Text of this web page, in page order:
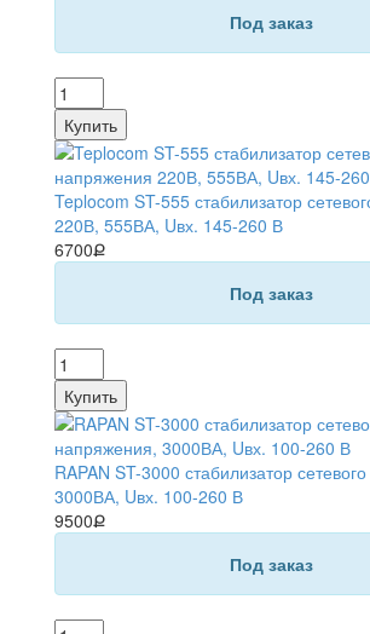
Под заказ
Teplocom ST-555 стабилизатор
220В, 555ВА, Uвх. 145-260 В
6700Ք
Под заказ
RAPAN ST-3000 стабилизатор
3000ВА, Uвх. 100-260 В
9500Ք
Под заказ